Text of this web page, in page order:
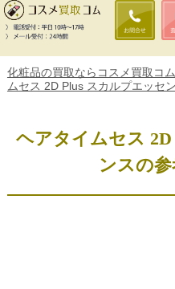
化粧品の買取ならコスメ買取コム
ムセス 2D Plus スカルプエッセ
ヘアタイムセス
ンスの